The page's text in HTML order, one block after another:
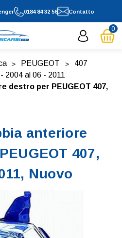
0184 84 32 56 Contatto
0
PEUGEOT
407
2004 al 06 - 2011
destro per PEUGEOT 407,
anteriore
407,
Nuovo